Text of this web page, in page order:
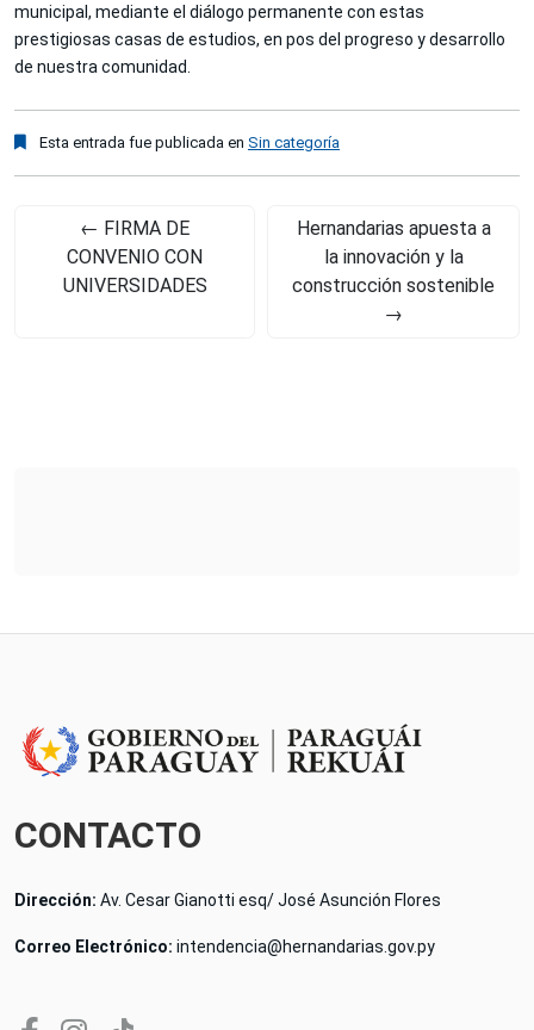
municipal, mediante el diálogo permanente con estas
prestigiosas casas de estudios, en pos del progreso y desarrollo
de nuestra comunidad.
Esta entrada fue publicada en Sin categoría
← FIRMA DE
CONVENIO CON
UNIVERSIDADES
Hernandarias apuesta a
la innovación y la
construcción sostenible
→
CONTACTO
Dirección: Av. Cesar Gianotti esq/ José Asunción Flores
Correo Electrónico: intendencia@hernandarias.gov.py